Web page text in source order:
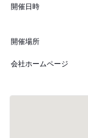
開催日時
開催場所
会社ホームページ